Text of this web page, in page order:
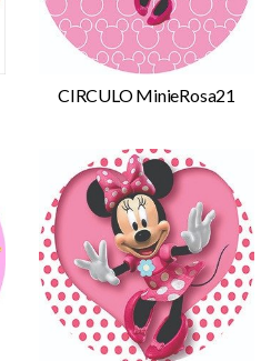
CIRCULO MinieRosa21